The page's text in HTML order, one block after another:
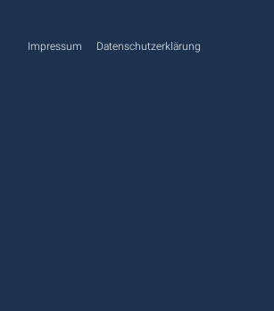
Impressum Datenschutzerklärung